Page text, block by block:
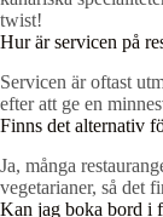
twist!
Hur är servicen på
Servicen är oftast
efter att ge en
Finns det alternativ
Ja, många
vegetarianer, så det
Kan jag boka bord i